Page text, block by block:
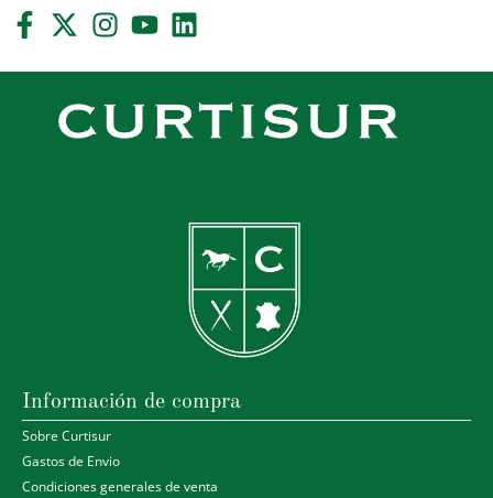
Información de compra
Sobre Curtisur
Gastos de Envio
Condiciones generales de venta